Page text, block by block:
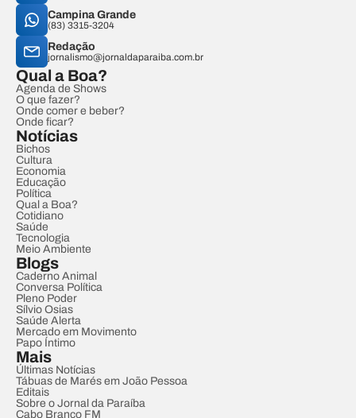
Campina Grande
(83) 3315-3204
Redação
jornalismo@jornaldaparaiba.com.br
Qual a Boa?
Agenda de Shows
O que fazer?
Onde comer e beber?
Onde ficar?
Notícias
Bichos
Cultura
Economia
Educação
Política
Qual a Boa?
Cotidiano
Saúde
Tecnologia
Meio Ambiente
Blogs
Caderno Animal
Conversa Política
Pleno Poder
Sílvio Osias
Saúde Alerta
Mercado em Movimento
Papo Íntimo
Mais
Últimas Notícias
Tábuas de Marés em João Pessoa
Editais
Sobre o Jornal da Paraíba
Cabo Branco FM